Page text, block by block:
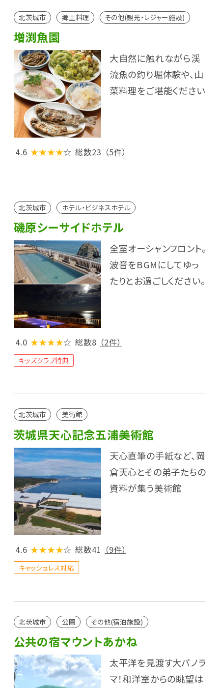
北茨城市 郷土料理 その他(観光・レジャー施設)
増渕魚園
大自然に触れながら渓
流魚の釣り堀体験や、山
菜料理をご堪能ください
4.6 ★★★★☆ 総数23 （5件）
北茨城市 ホテル・ビジネスホテル
磯原シーサイドホテル
全室オーシャンフロント。
波音をBGMにしてゆっ
たりとお過ごしください。
4.0 ★★★★☆ 総数8 （2件）
キッズクラブ特典
北茨城市 美術館
茨城県天心記念五浦美術館
天心直筆の手紙など、岡
倉天心とその弟子たちの
資料が集う美術館
4.6 ★★★★☆ 総数41 （9件）
キャッシュレス対応
北茨城市 公園 その他(宿泊施設)
公共の宿マウントあかね
太平洋を見渡す大パノラ
マ！和洋室からの眺望は